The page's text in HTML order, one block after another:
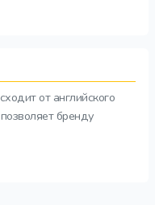
от английского
бренду